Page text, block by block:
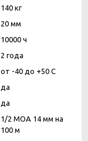
140 кг
20 мм
10000 ч
2 года
от -40 до +50 C
да
да
1/2 MOA 14 мм на
100 м